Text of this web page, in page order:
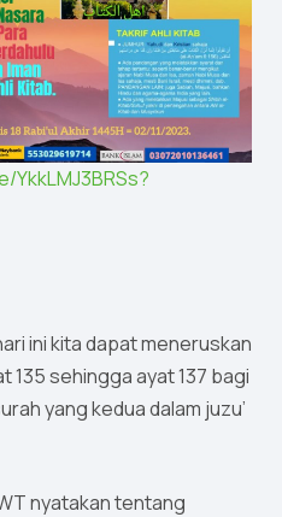
ini kita dapat meneruskan
135 sehingga ayat 137 bagi
yang kedua dalam juzu’
nyatakan tentang